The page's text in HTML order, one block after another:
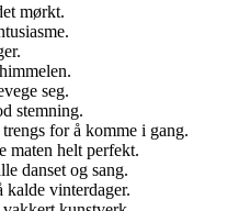
mørkt.
seg.
stemning.
for å komme i gang.
maten helt perfekt.
danset og sang.
kalde vinterdager.